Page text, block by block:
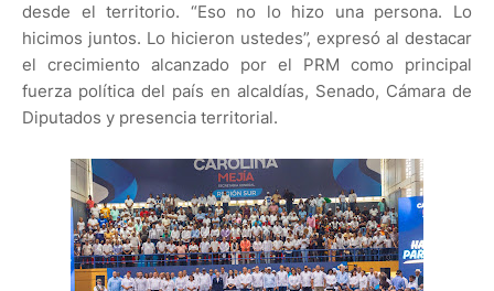
desde el territorio. “Eso no lo hizo una persona. Lo
hicimos juntos. Lo hicieron ustedes”, expresó al destacar
el crecimiento alcanzado por el PRM como principal
fuerza política del país en alcaldías, Senado, Cámara de
Diputados y presencia territorial.